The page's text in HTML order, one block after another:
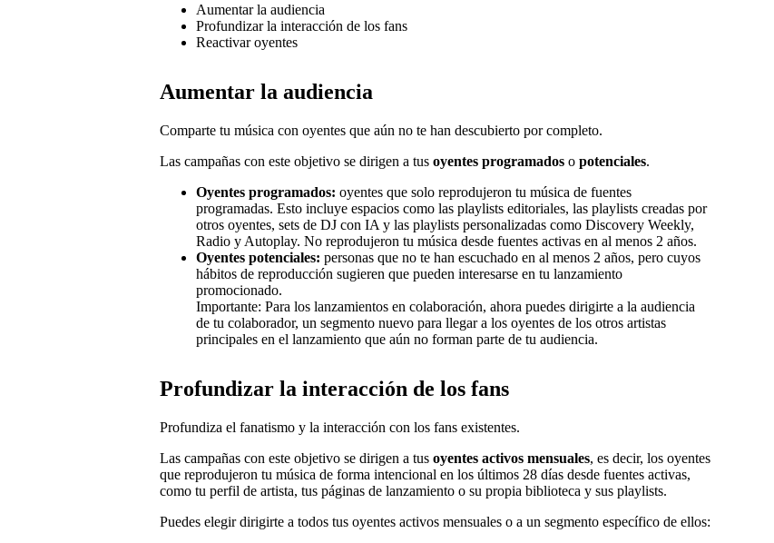
Aumentar la audiencia
Profundizar la interacción de los fans
Reactivar oyentes
Aumentar la audiencia
Comparte tu música con oyentes que aún no te han descubierto por completo.
Las campañas con este objetivo se dirigen a tus oyentes programados o potenciales.
Oyentes programados: oyentes que solo reprodujeron tu música de fuentes
programadas. Esto incluye espacios como las playlists editoriales, las playlists creadas por
otros oyentes, sets de DJ con IA y las playlists personalizadas como Discovery Weekly,
Radio y Autoplay. No reprodujeron tu música desde fuentes activas en al menos 2 años.
Oyentes potenciales: personas que no te han escuchado en al menos 2 años, pero cuyos
hábitos de reproducción sugieren que pueden interesarse en tu lanzamiento
promocionado.
Importante: Para los lanzamientos en colaboración, ahora puedes dirigirte a la audiencia
de tu colaborador, un segmento nuevo para llegar a los oyentes de los otros artistas
principales en el lanzamiento que aún no forman parte de tu audiencia.
Profundizar la interacción de los fans
Profundiza el fanatismo y la interacción con los fans existentes.
Las campañas con este objetivo se dirigen a tus oyentes activos mensuales, es decir, los oyentes
que reprodujeron tu música de forma intencional en los últimos 28 días desde fuentes activas,
como tu perfil de artista, tus páginas de lanzamiento o su propia biblioteca y sus playlists.
Puedes elegir dirigirte a todos tus oyentes activos mensuales o a un segmento específico de ellos: